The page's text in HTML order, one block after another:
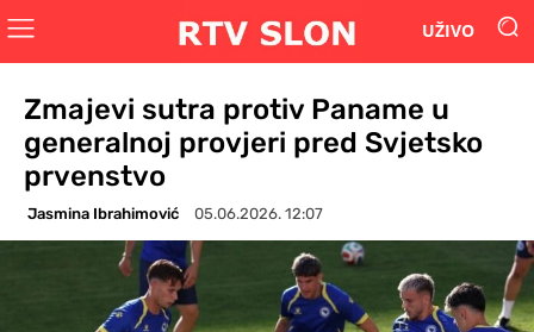
UŽIVO
Zmajevi sutra protiv Paname u
generalnoj provjeri pred Svjetsko
prvenstvo
Jasmina Ibrahimović 05.06.2026. 12:07